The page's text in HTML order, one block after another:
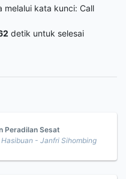
melalui kata kunci: Call
detik untuk selesai
Peradilan Sesat
- Janfri Sihombing